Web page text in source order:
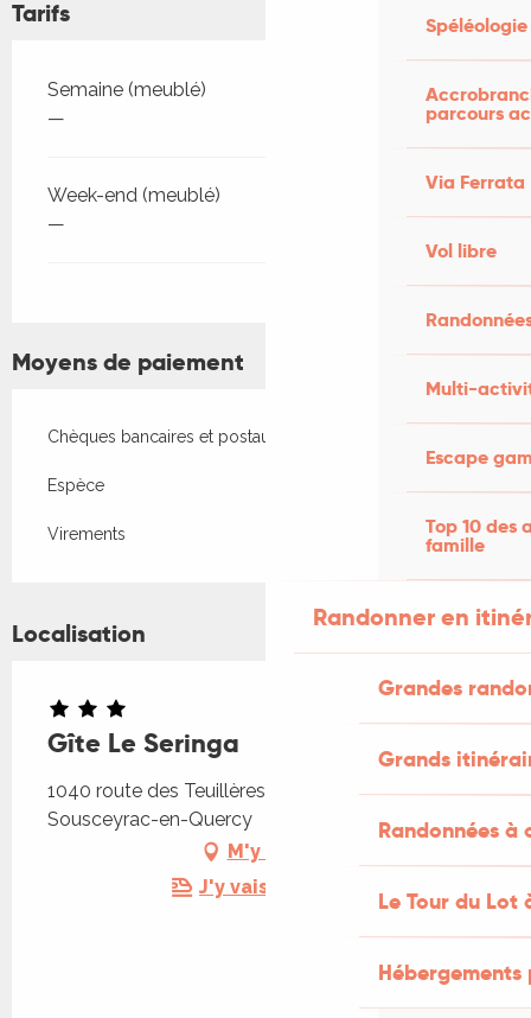
Spéléologie
parcours
Via Ferrata
Vol libre
Multi-
Escape
Top 10 des
famille
Randonner en
Grandes
Grands
Randonnées
Le Tour du Lot
Tarifs
Tarifs 2026
Semaine (meublé)
—
Week-end (meublé)
—
Moyens de paiement
Chèques bancaires et postaux
Espèce
Virements
Localisation
Gîte Le Seringa
1040 route des Teuillères, Lacam d'Ourcet, 46190
Sousceyrac-en-Quercy
M'y rendre
J'y vais en train !